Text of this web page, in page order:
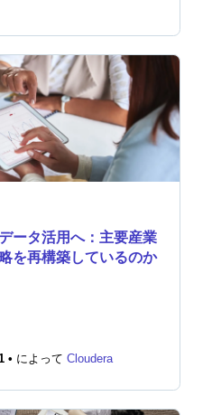
ータ活用へ：主要産業
を再構築しているのか
• によって Cloudera